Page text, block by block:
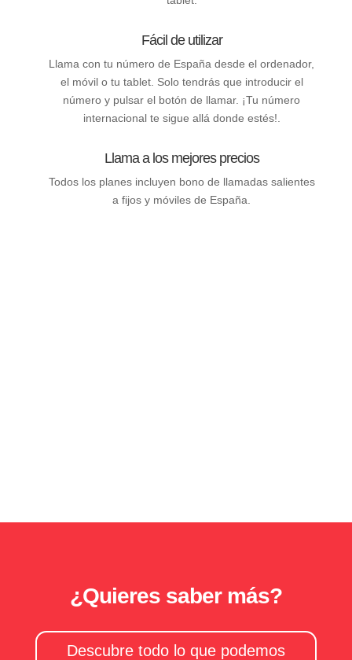
Fácil de utilizar
Llama con tu número de España desde el ordenador,
el móvil o tu tablet. Solo tendrás que introducir el
número y pulsar el botón de llamar. ¡Tu número
internacional te sigue allá donde estés!.
Llama a los mejores precios
Todos los planes incluyen bono de llamadas salientes
a fijos y móviles de España.
¿Quieres saber más?
Descubre todo lo que podemos